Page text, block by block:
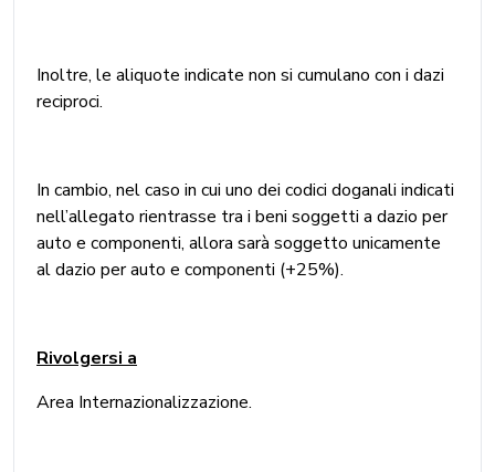
Inoltre, le aliquote indicate non si cumulano con i dazi
reciproci.
In cambio, nel caso in cui uno dei codici doganali indicati
nell’allegato rientrasse tra i beni soggetti a dazio per
auto e componenti, allora sarà soggetto unicamente
al dazio per auto e componenti (+25%).
Rivolgersi a
Area Internazionalizzazione.